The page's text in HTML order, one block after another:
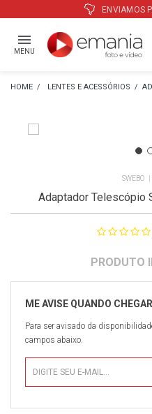
ENVIAMOS PARA TODOBRASIL
MENU
LENTES E ACESSÓRIOS
SWEBO
Adaptador Telescópio
Para ser avisado da
campos abaixo.